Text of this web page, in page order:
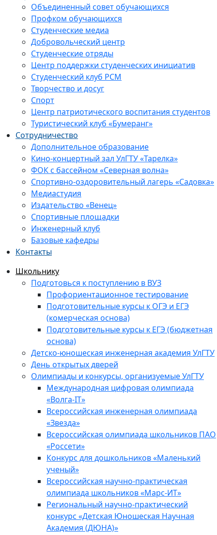
Объединенный совет обучающихся
Профком обучающихся
Студенческие медиа
Добровольческий центр
Студенческие отряды
Центр поддержки студенческих инициатив
Студенческий клуб РСМ
Творчество и досуг
Спорт
Центр патриотического воспитания студентов
Туристический клуб «Бумеранг»
Сотрудничество
Дополнительное образование
Кино-концертный зал УлГТУ «Тарелка»
ФОК с бассейном «Северная волна»
Спортивно-оздоровительный лагерь «Садовка»
Медиастудия
Издательство «Венец»
Спортивные площадки
Инженерный клуб
Базовые кафедры
Контакты
Школьнику
Подготовься к поступлению в ВУЗ
Профориентационное тестирование
Подготовительные курсы к ОГЭ и ЕГЭ
(комерческая основа)
Подготовительные курсы к ЕГЭ (бюджетная
основа)
Детско-юношеская инженерная академия УлГТУ
День открытых дверей
Олимпиады и конкурсы, организуемые УлГТУ
Международная цифровая олимпиада
«Волга-IT»
Всероссийская инженерная олимпиада
«Звезда»
Всероссийская олимпиада школьников ПАО
«Россети»
Конкурс для дошкольников «Маленький
ученый»
Всероссийская научно-практическая
олимпиада школьников «Марс-ИТ»
Региональный научно-практический
конкурс «Детская Юношеская Научная
Академия (ДЮНА)»